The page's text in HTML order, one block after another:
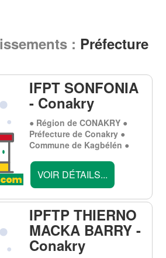
: Préfecture
IFPT SONFONIA
- Conakry
● Région de CONAKRY ●
Préfecture de Conakry ●
Commune de Kagbélén ●
VOIR DÉTAILS...
IPFTP THIERNO
MACKA BARRY -
Conakry